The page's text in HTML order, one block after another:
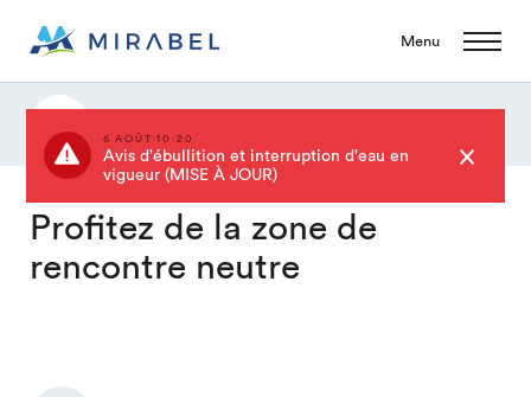
Menu
6 AOÛT 10:20
Avis d'ébullition et interruption d'eau en
vigueur (MISE À JOUR)
Profitez de la zone de
rencontre neutre